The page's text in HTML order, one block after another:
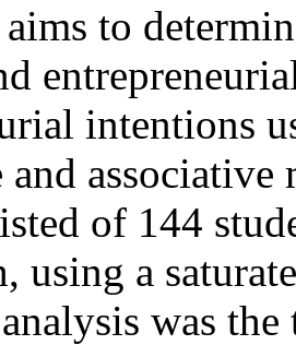
to
intentions
associative
of 144
using a
was